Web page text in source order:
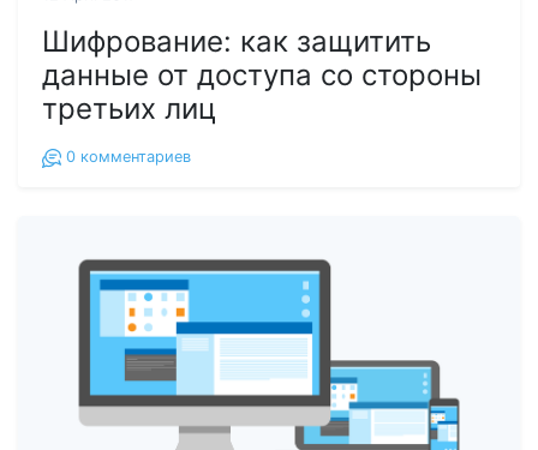
Шифрование: как защитить
данные от доступа со стороны
третьих лиц
0 комментариев